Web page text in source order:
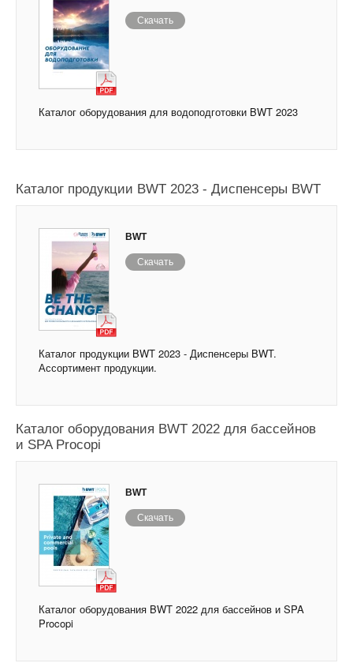
Скачать
Каталог оборудования для водоподготовки BWT 2023
Каталог продукции BWT 2023 - Диспенсеры BWT
BWT
Скачать
Каталог продукции BWT 2023 - Диспенсеры BWT.
Ассортимент продукции.
Каталог оборудования BWT 2022 для бассейнов
и SPA Procopi
BWT
Скачать
Каталог оборудования BWT 2022 для бассейнов и SPA
Procopi